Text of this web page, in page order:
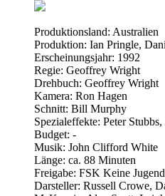
Produktionsland: Australien
Produktion: Ian Pringle,
Erscheinungsjahr: 1992
Regie: Geoffrey Wright
Drehbuch: Geoffrey Wright
Kamera: Ron Hagen
Schnitt: Bill Murphy
Spezialeffekte: Peter
Budget: -
Musik: John Clifford White
Länge: ca. 88 Minuten
Freigabe: FSK Keine
Darsteller: Russell Crowe,